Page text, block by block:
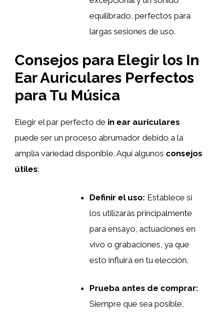
equilibrado, perfectos para
largas sesiones de uso.
Consejos para Elegir los In
Ear Auriculares Perfectos
para Tu Música
Elegir el par perfecto de in ear auriculares
puede ser un proceso abrumador debido a la
amplia variedad disponible. Aquí algunos consejos
útiles:
Definir el uso: Establece si
los utilizarás principalmente
para ensayo, actuaciones en
vivo o grabaciones, ya que
esto influirá en tu elección.
Prueba antes de comprar:
Siempre que sea posible,